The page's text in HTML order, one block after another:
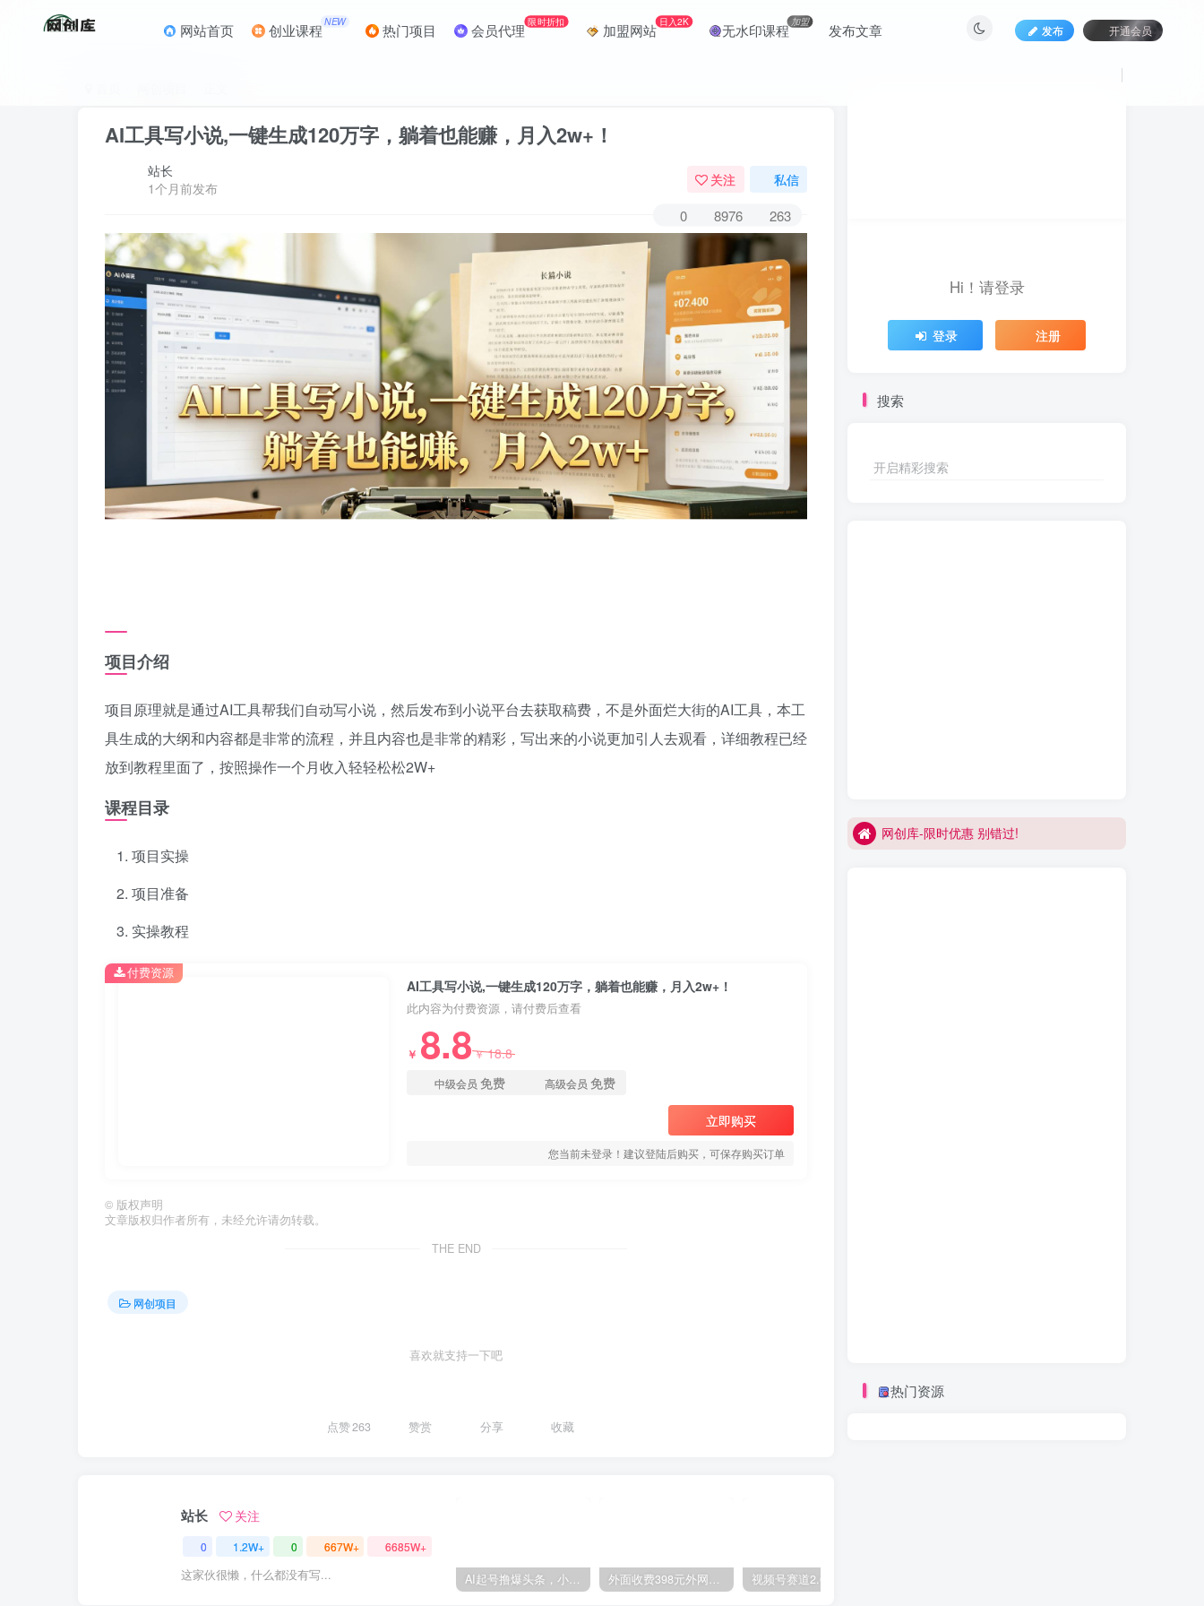
网站首页 创业课程 NEW 热门项目 会员代理 限时折扣 加盟网站 日入2K 无水印课程 加盟 发布文章 发布 开通会员
AI工具写小说,一键生成120万字，躺着也能赚，月入2w+！
站长
1个月前发布
关注 私信
0 8976 263
项目介绍
项目原理就是通过AI工具帮我们自动写小说，然后发布到小说平台去获取稿费，不是外面烂大街的AI工具，本工
具生成的大纲和内容都是非常的流程，并且内容也是非常的精彩，写出来的小说更加引人去观看，详细教程已经
放到教程里面了，按照操作一个月收入轻轻松松2W+
课程目录
项目实操
项目准备
实操教程
AI工具写小说,一键生成120万字，躺着也能赚，月入2w+！
此内容为付费资源，请付费后查看
￥ 8.8￥18.8
中级会员 免费 高级会员 免费
立即购买
您当前未登录！建议登陆后购买，可保存购买订单
付费资源
© 版权声明
文章版权归作者所有，未经允许请勿转载。
THE END
网创项目
喜欢就支持一下吧
点赞263 赞赏 分享 收藏
站长 关注
0 1.2W+ 0 667W+ 6685W+
这家伙很懒，什么都没有写... AI起号撸爆头条，小白也能操作，日入2000+ 外面收费398元外网超跑豪车汽车视频搬运至快手抖音上热门项目
Hi！请登录
登录 注册
搜索
开启精彩搜索
网创库-限时优惠 别错过!
热门资源